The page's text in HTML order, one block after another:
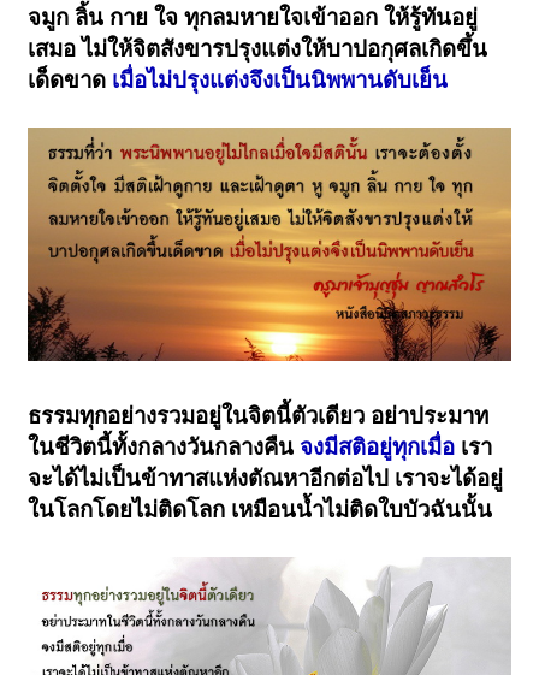
จมูก ลิ้น กาย ใจ ทุกลมหายใจเข้าออก ให้รู้ทันอยู่
เสมอ ไม่ให้จิตสังขารปรุงแต่งให้บาปอกุศลเกิดขึ้น
เด็ดขาด เมื่อไม่ปรุงแต่งจึงเป็นนิพพานดับเย็น
ธรรมทุกอย่างรวมอยู่ในจิตนี้ตัวเดียว อย่าประมาท
ในชีวิตนี้ทั้งกลางวันกลางคืน จงมีสติอยู่ทุกเมื่อ เรา
จะได้ไม่เป็นข้าทาสแห่งตัณหาอีกต่อไป เราจะได้อยู่
ในโลกโดยไม่ติดโลก เหมือนน้ำไม่ติดใบบัวฉันนั้น